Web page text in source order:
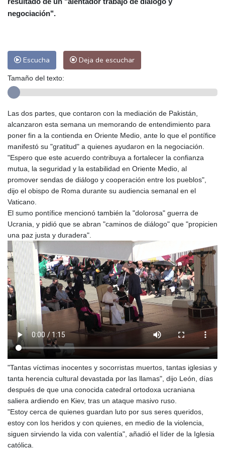
Las Palmas de Gran Canaria
San José
24 °C Asunción
Panama City
26 °C
negociación".
Escucha Deja de escuchar
Tamaño del texto:
Las dos partes, que contaron con la mediación de Pakistán,
alcanzaron esta semana un memorando de entendimiento para
poner fin a la contienda en Oriente Medio, ante lo que el pontífice
manifestó su "gratitud" a quienes ayudaron en la negociación.
"Espero que este acuerdo contribuya a fortalecer la confianza
mutua, la seguridad y la estabilidad en Oriente Medio, al
promover sendas de diálogo y cooperación entre los pueblos",
dijo el obispo de Roma durante su audiencia semanal en el
Vaticano.
El sumo pontífice mencionó también la "dolorosa" guerra de
Ucrania, y pidió que se abran "caminos de diálogo" que "propicien
una paz justa y duradera".
"Tantas víctimas inocentes y socorristas muertos, tantas iglesias y
tanta herencia cultural devastada por las llamas", dijo León, días
después de que una conocida catedral ortodoxa ucraniana
saliera ardiendo en Kiev, tras un ataque masivo ruso.
"Estoy cerca de quienes guardan luto por sus seres queridos,
estoy con los heridos y con quienes, en medio de la violencia,
siguen sirviendo la vida con valentía", añadió el líder de la Iglesia
católica.